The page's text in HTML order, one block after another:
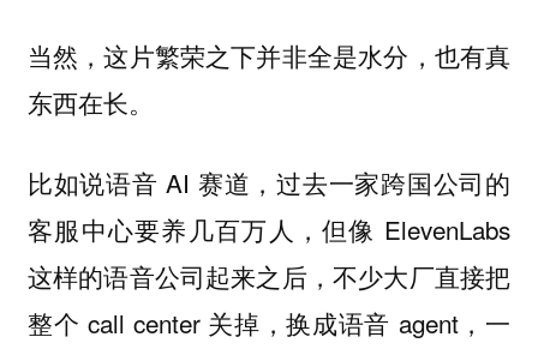
当然，这片繁荣之下并非全是水分，也有真
东西在长。
比如说语音 AI 赛道，过去一家跨国公司的
客服中心要养几百万人，但像 ElevenLabs
这样的语音公司起来之后，不少大厂直接把
整个 call center 关掉，换成语音 agent，一